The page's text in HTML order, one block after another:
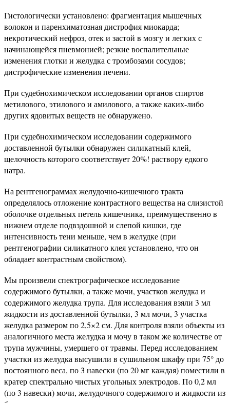
Гистологически установлено: фрагментация мышечных
волокон и паренхиматозная дистрофия миокарда;
некротический нефроз, отек и застой в мозгу и легких с
начинающейся пневмонией; резкие воспалительные
изменения глотки и желудка с тромбозами сосудов;
дистрофические изменения печени.
При судебнохимическом исследовании органов спиртов
метилового, этилового и амилового, а также каких-либо
других ядовитых веществ не обнаружено.
При судебнохимическом исследовании содержимого
доставленной бутылки обнаружен силикатный клей,
щелочность которого соответствует 20%! раствору едкого
натра.
На рентгенограммах желудочно-кишечного тракта
определялось отложение контрастного вещества на слизистой
оболочке отдельных петель кишечника, преимущественно в
нижнем отделе подвздошной и слепой кишки, где
интенсивность тени меньше, чем в желудке (при
рентгенографии силикатного клея установлено, что он
обладает контрастным свойством).
Мы произвели спектрографическое исследование
содержимого бутылки, а также мочи, участков желудка и
содержимого желудка трупа. Для исследования взяли 3 мл
жидкости из доставленной бутылки, 3 мл мочи, 3 участка
желудка размером по 2,5×2 см. Для контроля взяли объекты из
аналогичного места желудка и мочу в таком же количестве от
трупа мужчины, умершего от травмы. Перед исследованием
участки из желудка высушили в сушильном шкафу при 75° до
постоянного веса, по 3 навески (по 20 мг каждая) поместили в
кратер спектрально чистых угольных электродов. По 0,2 мл
(по 3 навески) мочи, желудочного содержимого и жидкости из